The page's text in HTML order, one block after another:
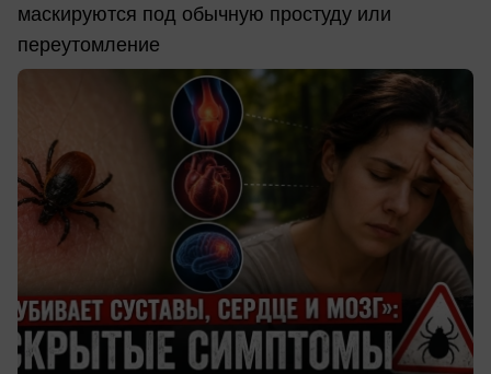
маскируются под обычную простуду или
переутомление